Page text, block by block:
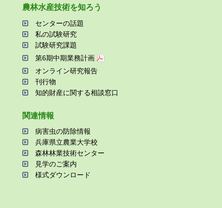
農林⽔産技術を知ろう
センターの話題
私の試験研究
試験研究課題
第6期中期業務計画
オンライン研究報告
刊⾏物
知的財産に関する相談窓⼝
関連情報
病害⾍の防除情報
兵庫県⽴農業⼤学校
森林林業技術センター
⾒学のご案内
様式ダウンロード